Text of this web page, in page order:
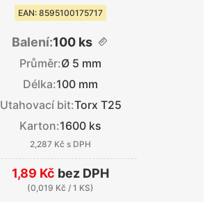
EAN: 8595100175717
Balení:100 ks
Průměr:Ø 5 mm
Délka:100 mm
Utahovací bit:Torx T25
Karton:1600 ks
2,287 Kč s DPH
1,89 Kč bez DPH
(0,019 Kč / 1 KS)